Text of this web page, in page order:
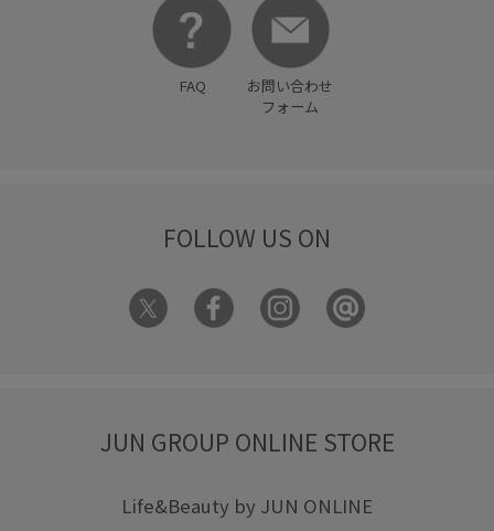
FAQ
お問い合わせ
フォーム
FOLLOW US ON
JUN GROUP ONLINE STORE
Life&Beauty by JUN ONLINE